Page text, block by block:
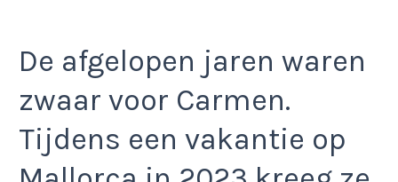
De afgelopen jaren waren
zwaar voor Carmen.
Tijdens een vakantie op